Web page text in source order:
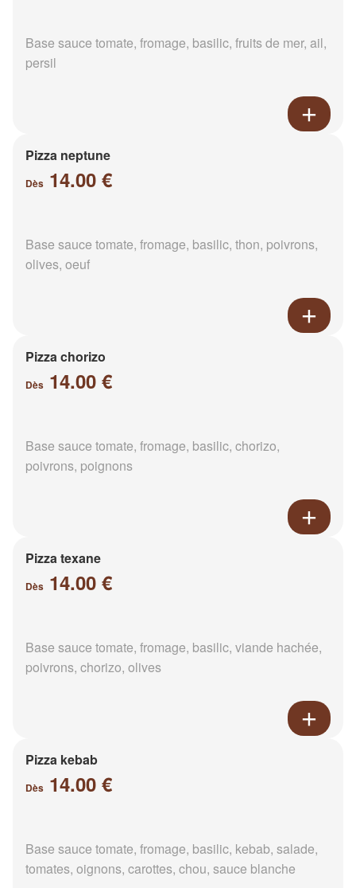
Base sauce tomate, fromage, basilic, fruits de mer, ail,
persil
Pizza neptune
Dès 14.00 €
Base sauce tomate, fromage, basilic, thon, poivrons,
olives, oeuf
Pizza chorizo
Dès 14.00 €
Base sauce tomate, fromage, basilic, chorizo,
poivrons, poignons
Pizza texane
Dès 14.00 €
Base sauce tomate, fromage, basilic, viande hachée,
poivrons, chorizo, olives
Pizza kebab
Dès 14.00 €
Base sauce tomate, fromage, basilic, kebab, salade,
tomates, oignons, carottes, chou, sauce blanche